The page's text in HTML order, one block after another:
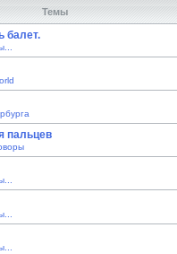
Темы
балет.
пальцев